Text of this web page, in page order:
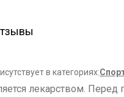
в категориях:
лекарством.